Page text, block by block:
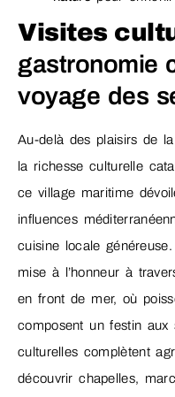
Visites
gastronomie
voyage des
Au-delà des plaisirs de
la richesse culturelle
ce village maritime
influences
cuisine locale
mise à l’honneur à
en front de mer, où
composent un festin aux
culturelles complètent
découvrir chapelles,